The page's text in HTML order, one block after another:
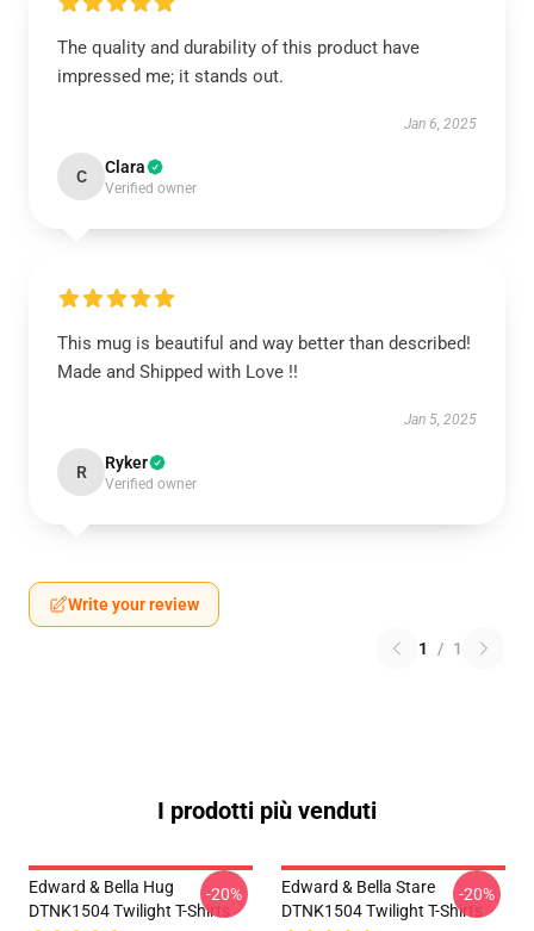
The quality and durability of this product have
impressed me; it stands out.
Jan 6, 2025
C Clara
Verified owner
This mug is beautiful and way better than described!
Made and Shipped with Love !!
Jan 5, 2025
R Ryker
Verified owner
Write your review
1 / 1
I prodotti più venduti
Edward & Bella Hug
DTNK1504 Twilight T-Shirts
-20%
Edward & Bella Stare
DTNK1504 Twilight T-Shirts
-20%